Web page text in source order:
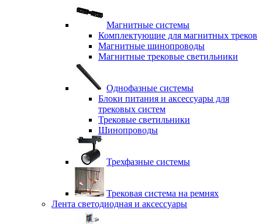
Магнитные системы
Комплектующие для магнитных треков
Магнитные шинопроводы
Магнитные трековые светильники
Однофазные системы
Блоки питания и аксессуары для
трековых систем
Трековые светильники
Шинопроводы
Трехфазные системы
Трековая система на ремнях
Лента светодиодная и аксессуары